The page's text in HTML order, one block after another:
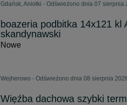
Gdańsk, Aniołki - Odświeżono dnia 07 sierpnia
boazeria podbitka 14x121 kl
skandynawski
Nowe
Wejherowo - Odświeżono dnia 08 sierpnia
Więźba dachowa szybki